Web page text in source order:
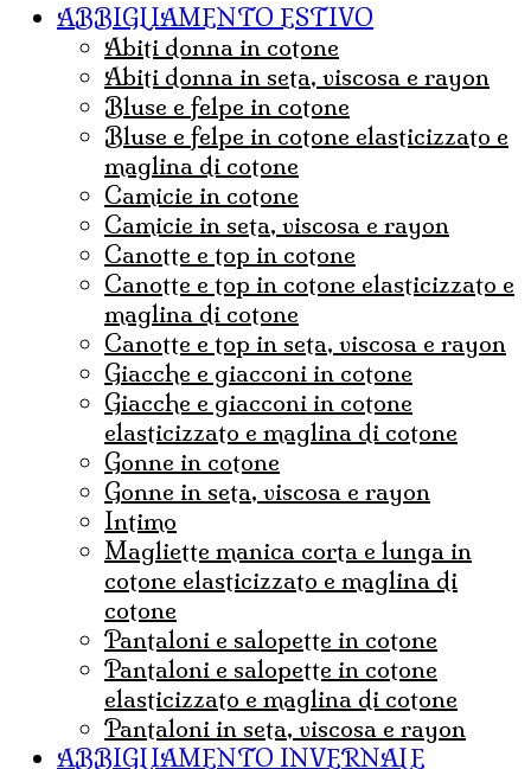
ABBIGLIAMENTO ESTIVO
abiti donna in cotone
abiti donna in seta, viscosa e rayon
bluse e felpe in cotone
bluse e felpe in cotone elasticizzato e
maglina di cotone
camicie in cotone
camicie in seta, viscosa e rayon
canotte e top in cotone
canotte e top in cotone elasticizzato e
maglina di cotone
canotte e top in seta, viscosa e rayon
Giacche e giacconi in cotone
giacche e giacconi in cotone
elasticizzato e maglina di cotone
gonne in cotone
Gonne in seta, viscosa e rayon
Intimo
magliette manica corta e lunga in
cotone elasticizzato e maglina di
cotone
pantaloni e salopette in cotone
Pantaloni e salopette in cotone
elasticizzato e maglina di cotone
Pantaloni in seta, viscosa e rayon
ABBIGLIAMENTO INVERNALE